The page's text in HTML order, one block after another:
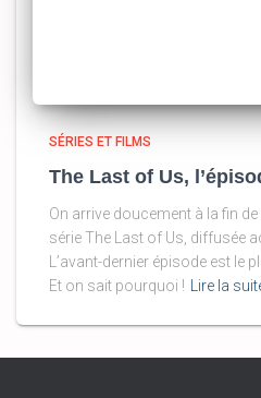
SÉRIES ET FILMS
The Last of Us,
On arrive doucement à la fin
série The Last of Us, diffusée
L’avant-dernier épisode est le
Et on sait pourquoi !
Lire la